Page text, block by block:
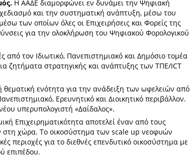
Η ΑΑΔΕ διαμορφώνει εν δυνάμει την Ψηφιακή
και την συστηματική ανάπτυξη, μέσω του
των οποίων όλες οι Επιχειρήσεις και Φορείς της
για την ολοκλήρωση του Ψηφιακού Φορολογικού
από τον Ιδιωτικό, Πανεπιστημιακό και Δημόσιο τομέα
ζητήματα στρατηγικής και ανάπτυξης των ΤΠΕ/ICT
θεματική ενότητα για την ανάδειξη των ωφελειών από
Ερευνητικό και Διοικητικό περιβάλλον.
υπερυπολογιστή «Δαίδαλος».
Επιχειρηματικότητα αποτελεί έναν από τους
στη χώρα. Το οικοσύστημα των scale up νεοφυών
περιοχές για το διεθνές επενδυτικό οικοσύστημα με
επιπέδου.